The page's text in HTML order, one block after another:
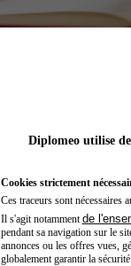
Diplomeo utilise
Cookies strictement
Ces traceurs sont nécessaires
Il s'agit notamment de
pendant sa navigation sur le
annonces ou les offres vues,
globalement garantir la